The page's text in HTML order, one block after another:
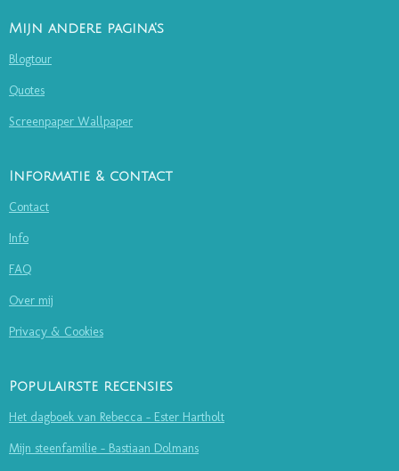
Mijn andere pagina's
Blogtour
Quotes
Screenpaper Wallpaper
Informatie & contact
Contact
Info
FAQ
Over mij
Privacy & Cookies
Populairste recensies
Het dagboek van Rebecca - Ester Hartholt
Mijn steenfamilie - Bastiaan Dolmans